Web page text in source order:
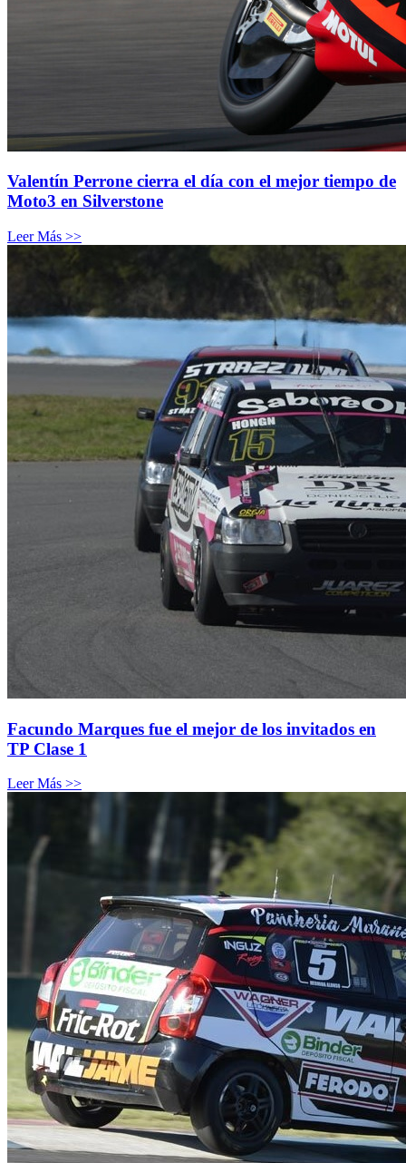
Valentín Perrone cierra el día con el mejor tiempo de
Moto3 en Silverstone
Leer Más >>
Facundo Marques fue el mejor de los invitados en
TP Clase 1
Leer Más >>